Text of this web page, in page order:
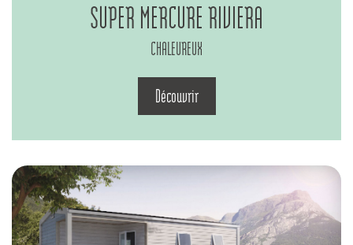
SUPER MERCURE RIVIERA
CHALEUREUX
Découvrir